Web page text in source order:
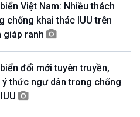
Việt Nam: Nhiều thách
chống khai thác IUU trên
giáp ranh
đổi mới tuyên truyền,
ý thức ngư dân trong chống